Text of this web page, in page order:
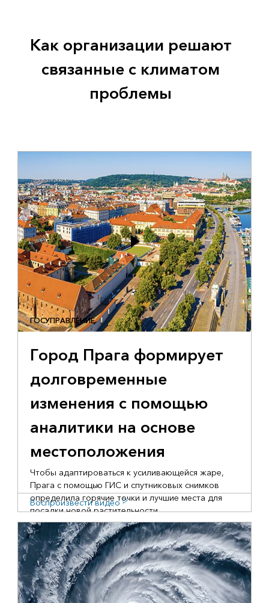
Как организации решают
связанные с климатом
проблемы
ГОСУПРАВЛЕНИЕ
Город Прага формирует
долговременные
изменения с помощью
аналитики на основе
местоположения
Чтобы адаптироваться к усиливающейся жаре,
Прага с помощью ГИС и спутниковых снимков
определила горячие точки и лучшие места для
посадки новой растительности.
Воспроизвести видео